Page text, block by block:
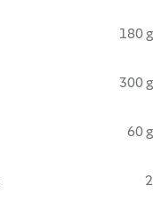
180 g
300 g
60 g
2